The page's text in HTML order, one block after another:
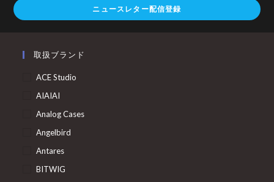
ニュースレター配信登録
取扱ブランド
ACE Studio
AIAIAI
Analog Cases
Angelbird
Antares
BITWIG